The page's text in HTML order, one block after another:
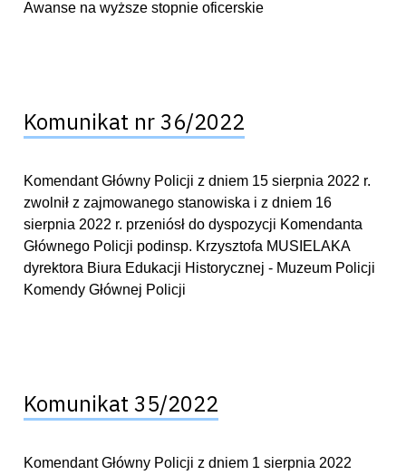
Awanse na wyższe stopnie oficerskie
Komunikat nr 36/2022
Komendant Główny Policji z dniem 15 sierpnia 2022 r.
zwolnił z zajmowanego stanowiska i z dniem 16
sierpnia 2022 r. przeniósł do dyspozycji Komendanta
Głównego Policji podinsp. Krzysztofa MUSIELAKA
dyrektora Biura Edukacji Historycznej - Muzeum Policji
Komendy Głównej Policji
Komunikat 35/2022
Komendant Główny Policji z dniem 1 sierpnia 2022